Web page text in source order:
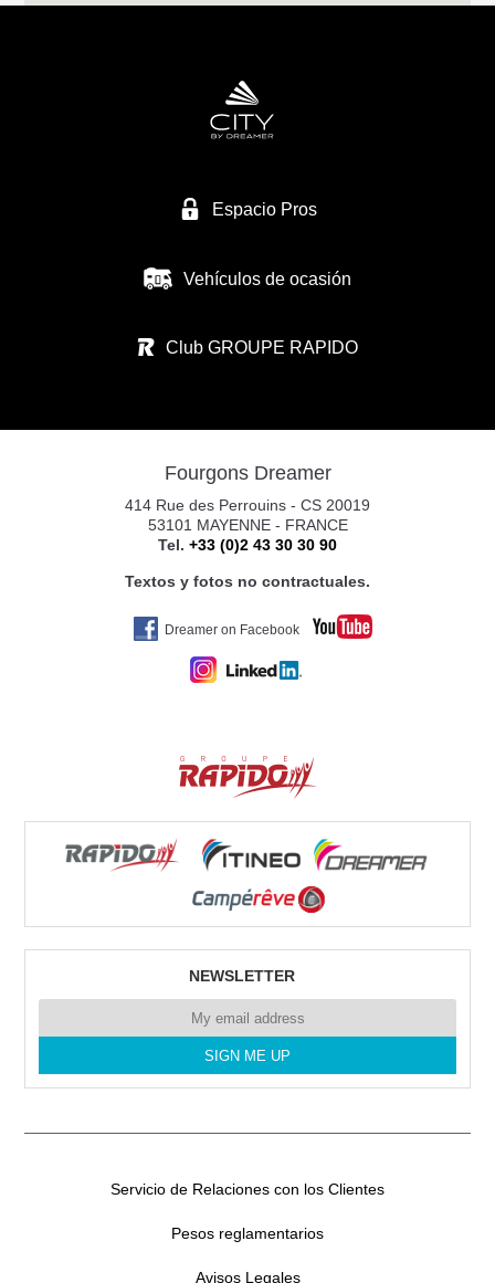
CARAVANAS MURCIA SL
CARAVANAS EUROPEAS SL
31119 IMARCOAIN
CARAVANAS EUROPEAS PAMPLONA S.
POL. CIUDAD D. TRANSP. C/RIO ARGA 2
31119 IMARCOAIN (PAMPLONA)
Tel. +34 675 945 483
Tel. 0034 672469100
RENT CAMPERS GRAN CANARIA
Poligono Industrial Arinaga.
35118 Arinaga
RENT CAMPER SL CANARIAS
RENT CAMPERS TENERIFE
Espacio Pros
Vehículos de ocasión
Club GROUPE RAPIDO
Fourgons Dreamer
414 Rue des Perrouins - CS 20019
53101 MAYENNE - FRANCE
Tel. +33 (0)2 43 30 30 90
Textos y fotos no contractuales.
Dreamer on Facebook
NEWSLETTER
Servicio de Relaciones con los Clientes
Pesos reglamentarios
Avisos Legales